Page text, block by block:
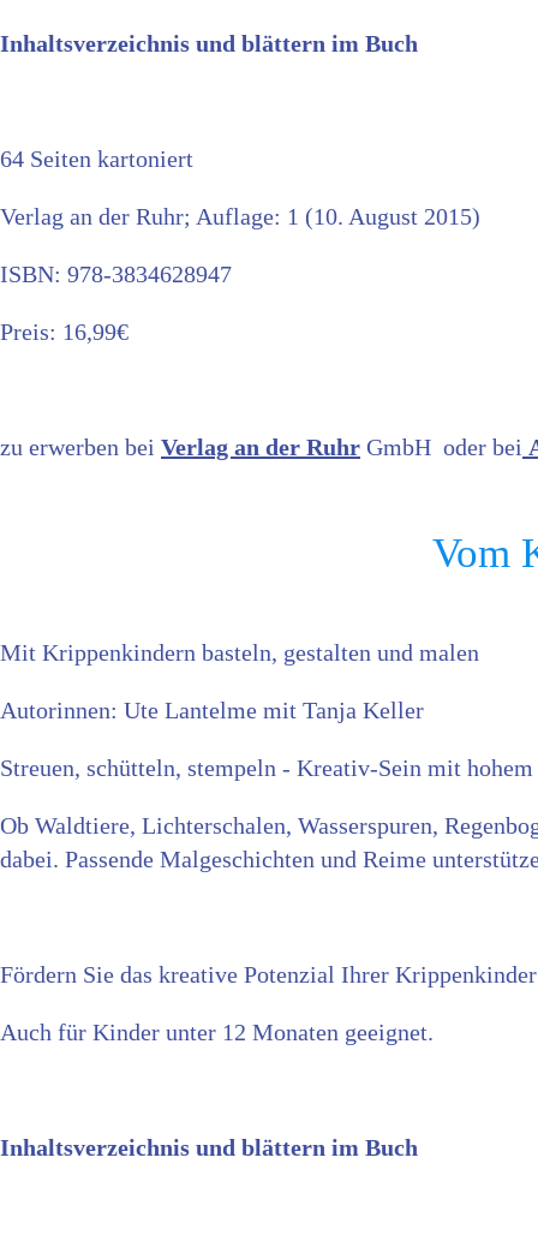
Inhaltsverzeichnis und blättern im Buch
64 Seiten kartoniert
Verlag an der Ruhr; Auflage: 1 (10. August 2015)
ISBN: 978-3834628947
Preis: 16,99€
zu erwerben bei Verlag an der Ruhr GmbH oder bei
Vom
Mit Krippenkindern basteln, gestalten und malen
Autorinnen: Ute Lantelme mit Tanja Keller
Streuen, schütteln, stempeln - Kreativ-Sein mit
Ob Waldtiere, Lichterschalen, Wasserspuren,
dabei. Passende Malgeschichten und Reime
Fördern Sie das kreative Potenzial Ihrer
Auch für Kinder unter 12 Monaten geeignet.
Inhaltsverzeichnis und blättern im Buch